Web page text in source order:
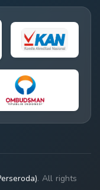
. All rights